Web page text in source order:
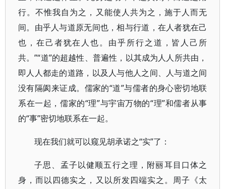
行。不惟我自为之，又能使人共为之，施于人而无
间。由乎人与道原无间也，相与行道，在人者犹在己
也，在己者犹在人也。由乎所行之道，皆人己所
共。”“道”的超越性、普遍性，以其成为人人所共由，
即人人都走的道路，以及人与他人之间、人与道之间
没有隔阂来证成。儒家的“道”与儒者的身心密切地联
系在一起，儒家的“理”与宇宙万物的“理”和儒者从事
的“事”密切地联系在一起。
现在我们就可以窥见胡承诺之“实”了：
子思、孟子以健顺五行之理，附丽耳目口体之
身，而以四德实之，又以所发四端实之。周子《太